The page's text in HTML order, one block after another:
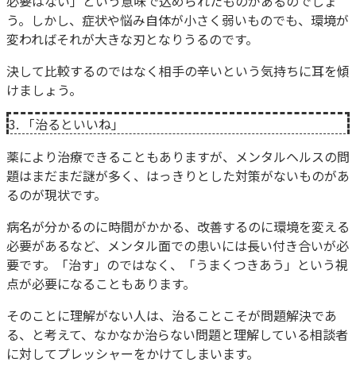
う。しかし、症状や悩み自体が小さく弱いものでも、環境が
変わればそれが大きな刃となりうるのです。
決して比較するのではなく相手の辛いという気持ちに耳を傾
けましょう。
3. 「治るといいね」
薬により治療できることもありますが、メンタルヘルスの問
題はまだまだ謎が多く、はっきりとした対策がないものがあ
るのが現状です。
病名が分かるのに時間がかかる、改善するのに環境を変える
必要があるなど、メンタル面での患いには長い付き合いが必
要です。「治す」のではなく、「うまくつきあう」という視
点が必要になることもあります。
そのことに理解がない人は、治ることこそが問題解決であ
る、と考えて、なかなか治らない問題と理解している相談者
に対してプレッシャーをかけてしまいます。